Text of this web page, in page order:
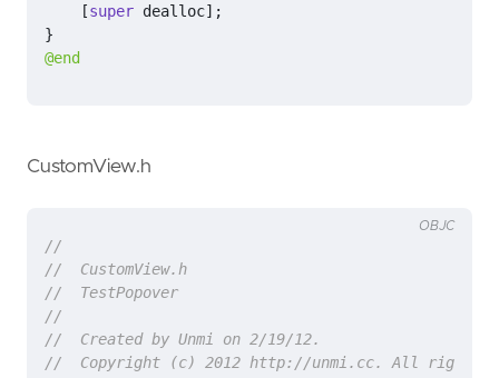
[super dealloc];
}
@end
CustomView.h
OBJC